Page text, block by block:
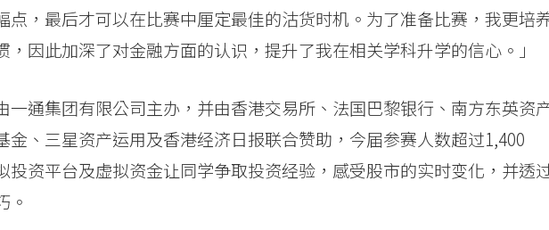
点，最后才可以在比赛中厘定最佳的沽货时机。为了准备比赛，我更培
，因此加深了对金融方面的认识，提升了我在相关学科升学的信心。」
一通集团有限公司主办，并由香港交易所、法国巴黎银行、南方东英资
金、三星资产运用及香港经济日报联合赞助，今届参赛人数超过1,400
投资平台及虚拟资金让同学争取投资经验，感受股市的实时变化，并透
。